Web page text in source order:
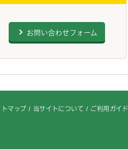
お問い合わせフォーム
トマップ 当サイトについて ご利用ガイド